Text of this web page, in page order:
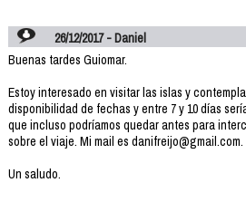
26/12/2017 - Daniel
Buenas tardes Guiomar.
Estoy interesado en visitar las islas y
disponibilidad de fechas y entre 7 y 10 días
que incluso podríamos quedar antes para
sobre el viaje. Mi mail es danifreijo@gmail.com.
Un saludo.